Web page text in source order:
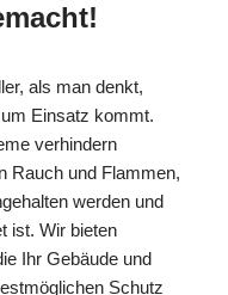
als man denkt,
Einsatz kommt.
verhindern
Rauch und Flammen,
werden und
ist. Wir bieten
Ihr Gebäude und
Schutz